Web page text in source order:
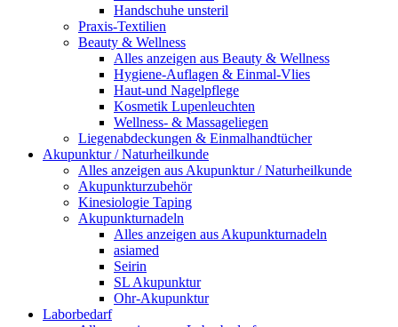
Handschuhe unsteril
Praxis-Textilien
Beauty & Wellness
Alles anzeigen aus Beauty & Wellness
Hygiene-Auflagen & Einmal-Vlies
Haut-und Nagelpflege
Kosmetik Lupenleuchten
Wellness- & Massageliegen
Liegenabdeckungen & Einmalhandtücher
Akupunktur / Naturheilkunde
Alles anzeigen aus Akupunktur / Naturheilkunde
Akupunkturzubehör
Kinesiologie Taping
Akupunkturnadeln
Alles anzeigen aus Akupunkturnadeln
asiamed
Seirin
SL Akupunktur
Ohr-Akupunktur
Laborbedarf